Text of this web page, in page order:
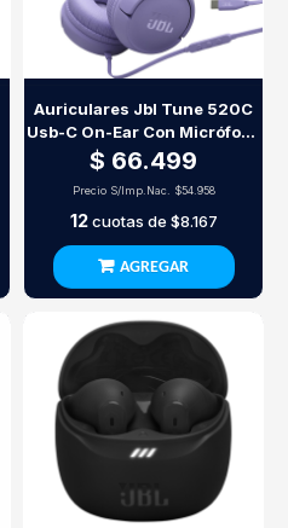
Auriculares Jbl Tune 520C
Usb-C On-Ear Con Micrófono
Violeta
$ 66.499
Precio S/Imp.Nac. $54.958
12cuotas de $8.167
AGREGAR